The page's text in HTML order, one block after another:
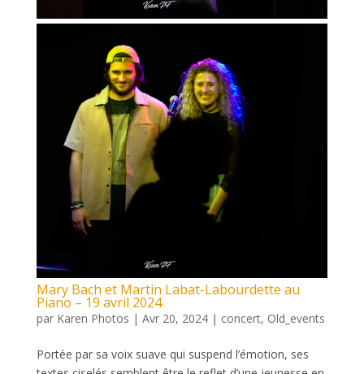
Mary Bach et Martin Labat-Labourdette au
Piano – 19 avril 2024
par Karen Photos | Avr 20, 2024| concert, Old_events
Portée par sa voix suave qui suspend l’émotion, ses